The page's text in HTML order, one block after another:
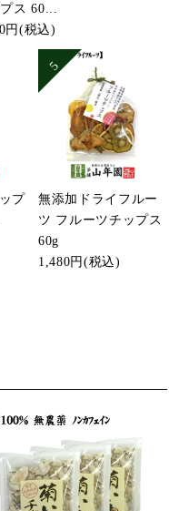
ス 60...
円(税込)
プ
無添加ドライフルー
ツ フルーツチップス
60g
1,480円(税込)